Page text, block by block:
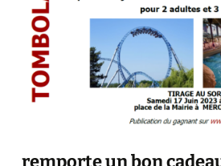
remporte un bon